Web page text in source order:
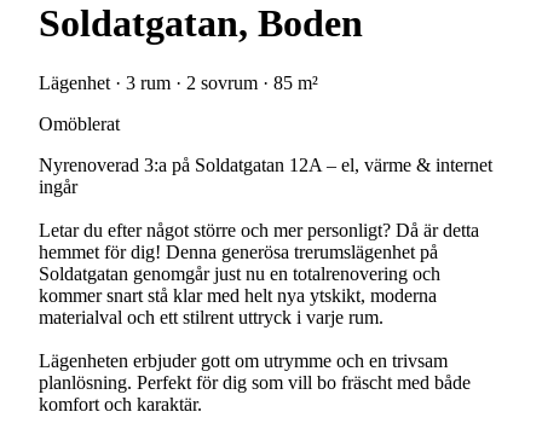
Soldatgatan, Boden
Lägenhet · 3 rum · 2 sovrum · 85 m²
Omöblerat
Nyrenoverad 3:a på Soldatgatan 12A – el, värme & internet
ingår
Letar du efter något större och mer personligt? Då är detta
hemmet för dig! Denna generösa trerumslägenhet på
Soldatgatan genomgår just nu en totalrenovering och
kommer snart stå klar med helt nya ytskikt, moderna
materialval och ett stilrent uttryck i varje rum.
Lägenheten erbjuder gott om utrymme och en trivsam
planlösning. Perfekt för dig som vill bo fräscht med både
komfort och karaktär.